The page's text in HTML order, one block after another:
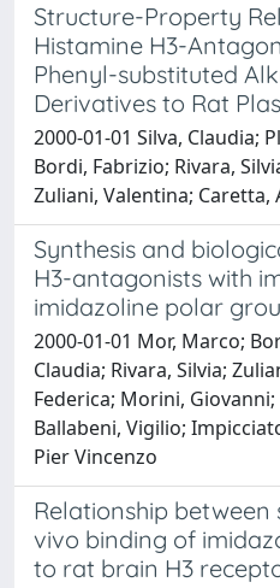
Structure-Property
Histamine H3-
Phenyl-substituted
Derivatives to Rat
2000-01-01 Silva, Claudia;
Bordi, Fabrizio; Rivara,
Zuliani, Valentina;
Synthesis and
H3-antagonists with
imidazoline polar
2000-01-01 Mor, Marco;
Claudia; Rivara, Silvia;
Federica; Morini,
Ballabeni, Vigilio;
Pier Vincenzo
Relationship
vivo binding of
to rat brain H3